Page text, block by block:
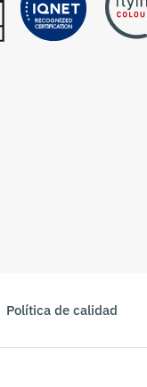
Política de calidad